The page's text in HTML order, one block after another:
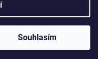
Souhlasím
práva vyhrazena.